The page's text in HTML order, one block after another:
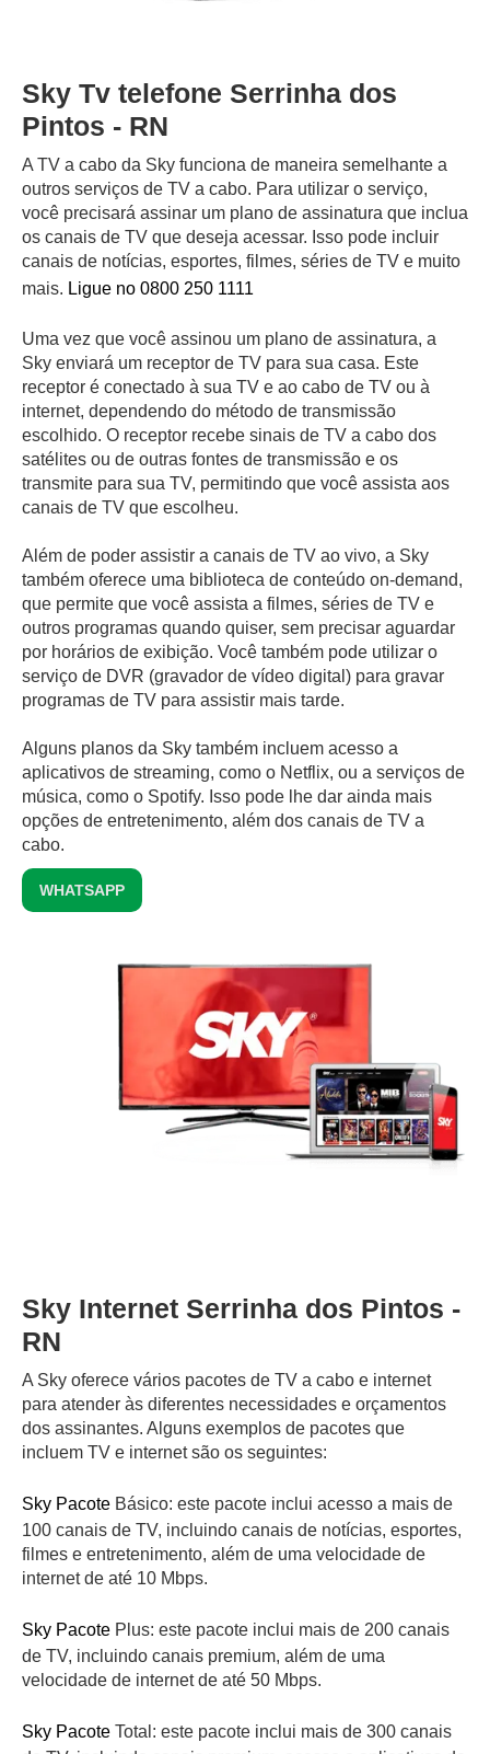
Sky Tv telefone Serrinha dos
Pintos - RN
A TV a cabo da Sky funciona de maneira semelhante a
outros serviços de TV a cabo. Para utilizar o serviço,
você precisará assinar um plano de assinatura que inclua
os canais de TV que deseja acessar. Isso pode incluir
canais de notícias, esportes, filmes, séries de TV e muito
mais. Ligue no 0800 250 1111
Uma vez que você assinou um plano de assinatura, a
Sky enviará um receptor de TV para sua casa. Este
receptor é conectado à sua TV e ao cabo de TV ou à
internet, dependendo do método de transmissão
escolhido. O receptor recebe sinais de TV a cabo dos
satélites ou de outras fontes de transmissão e os
transmite para sua TV, permitindo que você assista aos
canais de TV que escolheu.
Além de poder assistir a canais de TV ao vivo, a Sky
também oferece uma biblioteca de conteúdo on-demand,
que permite que você assista a filmes, séries de TV e
outros programas quando quiser, sem precisar aguardar
por horários de exibição. Você também pode utilizar o
serviço de DVR (gravador de vídeo digital) para gravar
programas de TV para assistir mais tarde.
Alguns planos da Sky também incluem acesso a
aplicativos de streaming, como o Netflix, ou a serviços de
música, como o Spotify. Isso pode lhe dar ainda mais
opções de entretenimento, além dos canais de TV a
cabo.
WHATSAPP
Sky Internet Serrinha dos Pintos -
RN
A Sky oferece vários pacotes de TV a cabo e internet
para atender às diferentes necessidades e orçamentos
dos assinantes. Alguns exemplos de pacotes que
incluem TV e internet são os seguintes:
Sky Pacote Básico: este pacote inclui acesso a mais de
100 canais de TV, incluindo canais de notícias, esportes,
filmes e entretenimento, além de uma velocidade de
internet de até 10 Mbps.
Sky Pacote Plus: este pacote inclui mais de 200 canais
de TV, incluindo canais premium, além de uma
velocidade de internet de até 50 Mbps.
Sky Pacote Total: este pacote inclui mais de 300 canais